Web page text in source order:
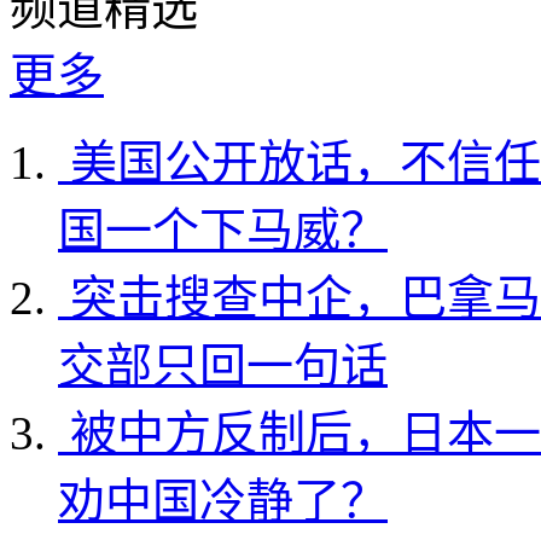
更多
美国公开放话，不信
国一个下马威？
突击搜查中企，巴拿
交部只回一句话
被中方反制后，日本
劝中国冷静了？